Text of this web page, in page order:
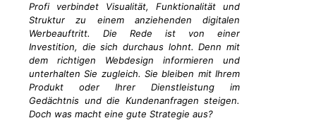
Profi verbindet Visualität, Funktionalität und
Struktur zu einem anziehenden digitalen
Werbeauftritt. Die Rede ist von einer
Investition, die sich durchaus lohnt. Denn mit
dem richtigen Webdesign informieren und
unterhalten Sie zugleich. Sie bleiben mit Ihrem
Produkt oder Ihrer Dienstleistung im
Gedächtnis und die Kundenanfragen steigen.
Doch was macht eine gute Strategie aus?